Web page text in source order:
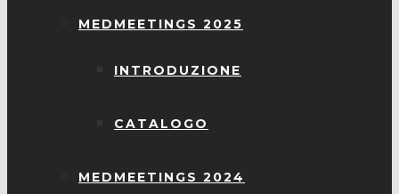
MEDMEETINGS 2025
INTRODUZIONE
CATALOGO
MEDMEETINGS 2024